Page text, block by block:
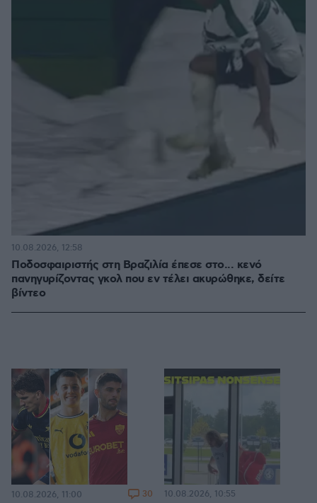
Ποδοσφαιριστής στη Βραζιλία έπεσε στο... κενό
πανηγυρίζοντας γκολ που εν τέλει ακυρώθηκε, δείτε
βίντεο
10.08.2026, 12:58
10.08.2026, 11:00 30 10.08.2026, 10:55